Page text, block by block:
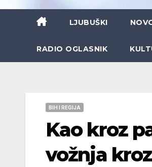
LJUBUŠKI
RADIO OGLASNIK
BIH I REGIJA
Kao kroz
vožnja